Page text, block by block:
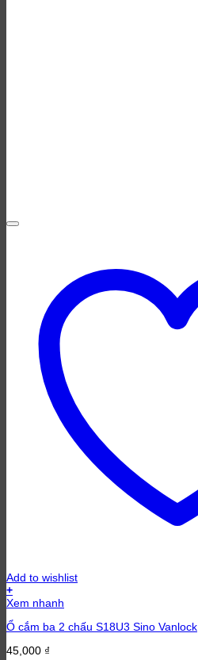
Add to wishlist
+
Xem nhanh
Ổ cắm ba 2 chấu S18U3 Sino Vanlock
45,000 ₫